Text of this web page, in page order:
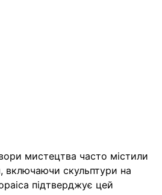
мистецтва часто містили
включаючи скульптури на
підтверджує цей